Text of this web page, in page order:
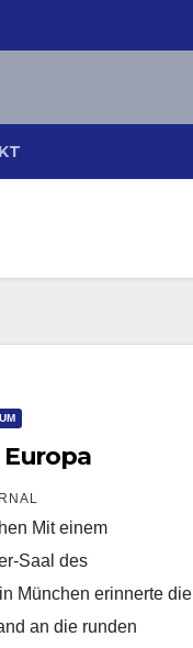
Mit einem
Saal des
München erinnerte die
an die runden